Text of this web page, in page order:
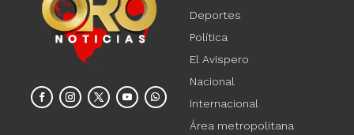
Deportes
Política
El Avispero
Nacional
Internacional
Área metropolitana